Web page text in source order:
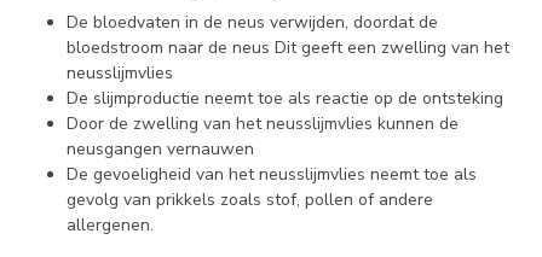
De bloedvaten in de neus verwijden, doordat de
bloedstroom naar de neus Dit geeft een zwelling van het
neusslijmvlies
De slijmproductie neemt toe als reactie op de ontsteking
Door de zwelling van het neusslijmvlies kunnen de
neusgangen vernauwen
De gevoeligheid van het neusslijmvlies neemt toe als
gevolg van prikkels zoals stof, pollen of andere
allergenen.